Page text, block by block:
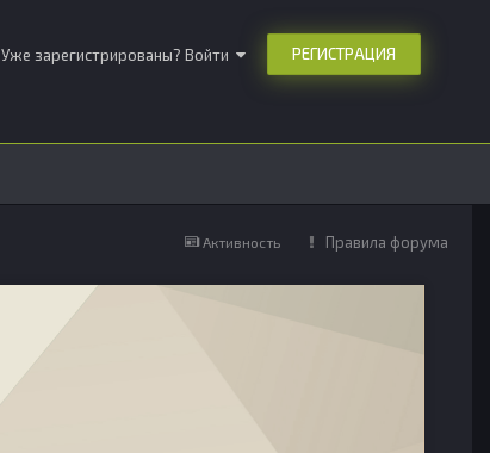
Уже зарегистрированы? Войти РЕГИСТРАЦИЯ
Активность Правила форума